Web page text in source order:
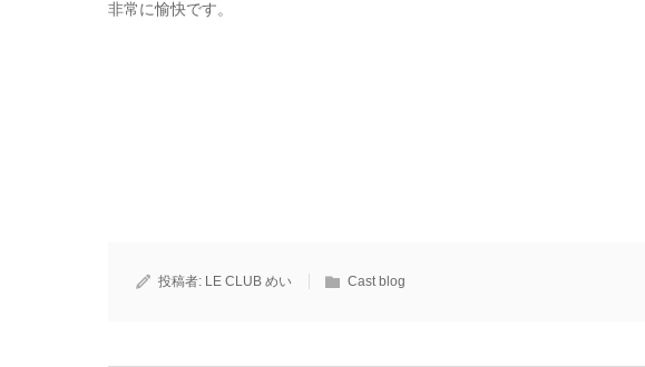
非常に愉快です。
投稿者: LE CLUB めい Cast blog